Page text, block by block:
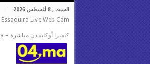
السبت , 8 أغسطس 2026
Essaouira Live Web Cam
كاميرا أوكايمدن مباشرة – Oukaimeden Live Camera